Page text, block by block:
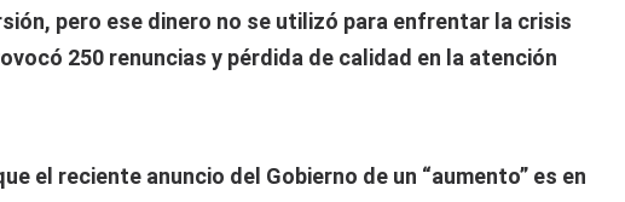
pero ese dinero no se utilizó para enfrentar la crisis
250 renuncias y pérdida de calidad en la atención
el reciente anuncio del Gobierno de un “aumento” es en